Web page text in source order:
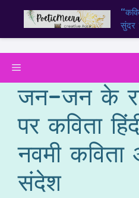
सुंदर
जन-जन के
पर कविता
नवमी
संदेश